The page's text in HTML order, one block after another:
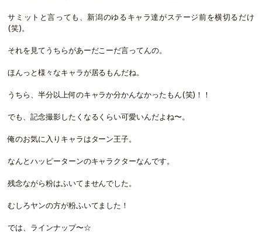
サミットと言っても、新潟のゆるキャラ達がステージ前を横切るだけ
(笑)。
それを見てうちらがあーだこーだ言ってんの。
ほんっと様々なキャラが居るもんだね。
うちら、半分以上何のキャラか分かんなかったもん(笑)！！
でも、記念撮影したくなるくらい可愛いんだよね〜。
俺のお気に入りキャラはターン王子。
なんとハッピーターンのキャラクターなんです。
残念ながら粉はふいてませんでした。
むしろヤンの方が粉ふいてました！
では、ラインナップ〜☆